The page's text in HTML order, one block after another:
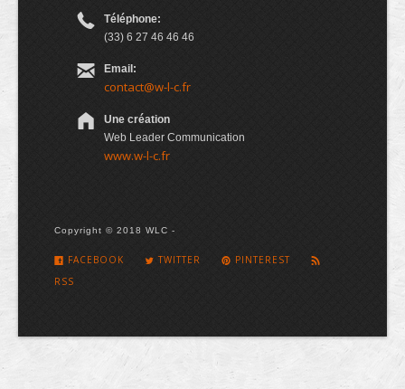
Téléphone:
(33) 6 27 46 46 46
Email:
contact@w-l-c.fr
Une création
Web Leader Communication
www.w-l-c.fr
Copyright © 2018 WLC -
FACEBOOK TWITTER
PINTEREST
RSS